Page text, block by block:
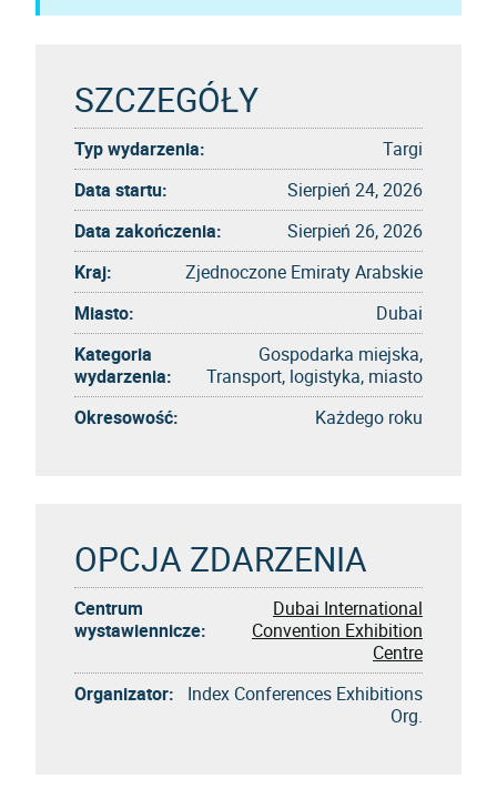
SZCZEGÓŁY
Typ wydarzenia:
Targi
Data startu:
Sierpień 24, 2026
Data zakończenia:
Sierpień 26, 2026
Kraj:
Zjednoczone Emiraty Arabskie
Miasto:
Dubai
Kategoria
wydarzenia:
Gospodarka miejska,
Transport, logistyka, miasto
Okresowość:
Każdego roku
OPCJA ZDARZENIA
Centrum
wystawiennicze:
Dubai International
Convention Exhibition
Centre
Organizator:
Index Conferences Exhibitions
Org.